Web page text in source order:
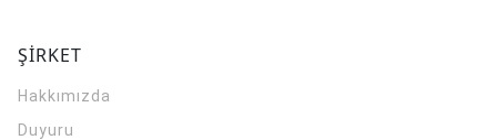
ŞİRKET
Hakkımızda
Duyuru